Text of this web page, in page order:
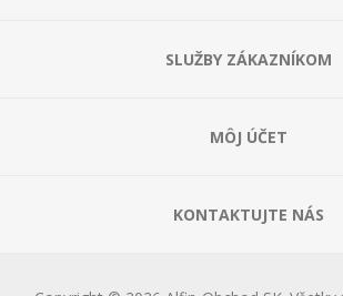
SLUŽBY ZÁKAZNÍKOM
MÔJ ÚČET
KONTAKTUJTE NÁS